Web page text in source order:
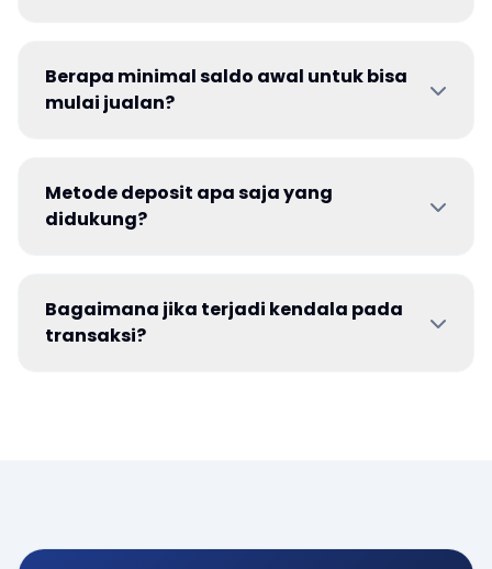
Berapa minimal saldo awal untuk bisa
mulai jualan?
Metode deposit apa saja yang
didukung?
Bagaimana jika terjadi kendala pada
transaksi?